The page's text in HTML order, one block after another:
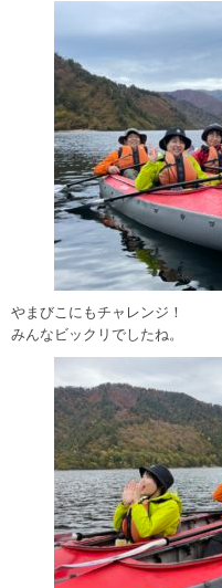
やまびこにもチャレンジ！
みんなビックリでしたね。